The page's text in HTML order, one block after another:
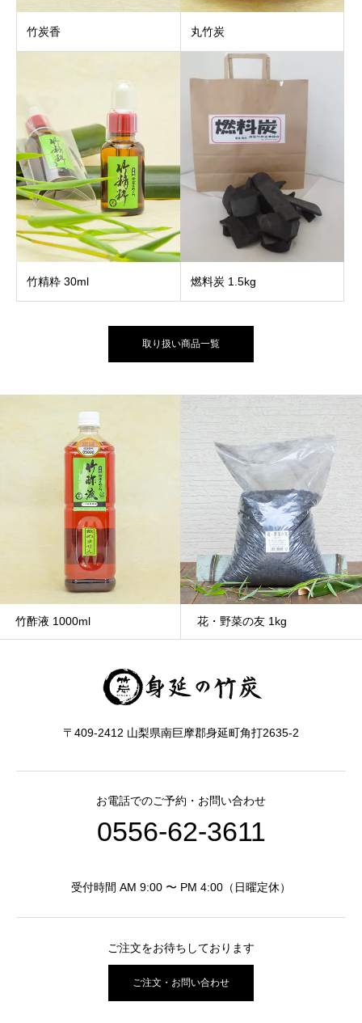
竹炭香 丸竹炭
竹精粋 30ml 燃料炭 1.5kg
取り扱い商品一覧
竹酢液 1000ml 花・野菜の友 1kg
〒409-2412 山梨県南巨摩郡身延町角打2635-2
お電話でのご予約・お問い合わせ
0556-62-3611
受付時間 AM 9:00 〜 PM 4:00（日曜定休）
ご注文をお待ちしております
ご注文・お問い合わせ